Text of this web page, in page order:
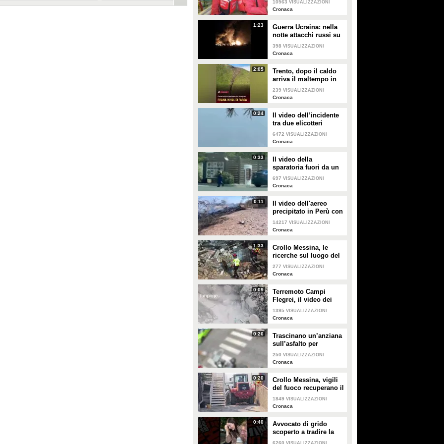
davanti ai suoi follower
10563 VISUALIZZAZIONI
Cronaca
1:23
Guerra Ucraina: nella
notte attacchi russi su
Kiev, 17 civili morti
398 VISUALIZZAZIONI
Cronaca
2:05
Trento, dopo il caldo
arriva il maltempo in
Val di Fassa: frana e
danni alla viabilità
239 VISUALIZZAZIONI
Cronaca
0:24
Il video dell’incidente
tra due elicotteri
antincendio in Grecia:
prendono fuoco in
6472 VISUALIZZAZIONI
Cronaca
0:33
Il video della
sparatoria fuori da un
fast-food in Idaho: tre
persone uccise
697 VISUALIZZAZIONI
Cronaca
0:11
Il video dell'aereo
precipitato in Perù con
13 persone a bordo:
tutti morti, tra questi 7
14217 VISUALIZZAZIONI
Cronaca
1:33
Crollo Messina, le
ricerche sul luogo del
crollo: trovata la terza
vittima
277 VISUALIZZAZIONI
Cronaca
0:09
Terremoto Campi
Flegrei, il video dei
danni
1395 VISUALIZZAZIONI
Cronaca
0:26
Trascinano un’anziana
sull’asfalto per
strapparle la borsa:
tentato scippo a Roma
250 VISUALIZZAZIONI
Cronaca
0:20
Crollo Messina, vigili
del fuoco recuperano il
primo corpo sotto le
macerie
1849 VISUALIZZAZIONI
Cronaca
0:40
Avvocato di grido
scoperto a tradire la
moglie durante la
6260 VISUALIZZAZIONI
difficoltà
gemellini: la dolce reazione
dei bimbi
ViralVideo
GUARDA